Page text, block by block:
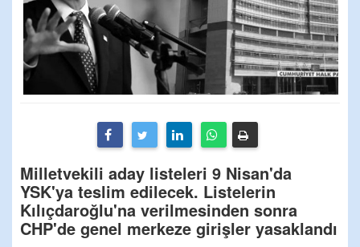
Milletvekili aday listeleri 9 Nisan'da
YSK'ya teslim edilecek. Listelerin
Kılıçdaroğlu'na verilmesinden sonra
CHP'de genel merkeze girişler yasaklandı